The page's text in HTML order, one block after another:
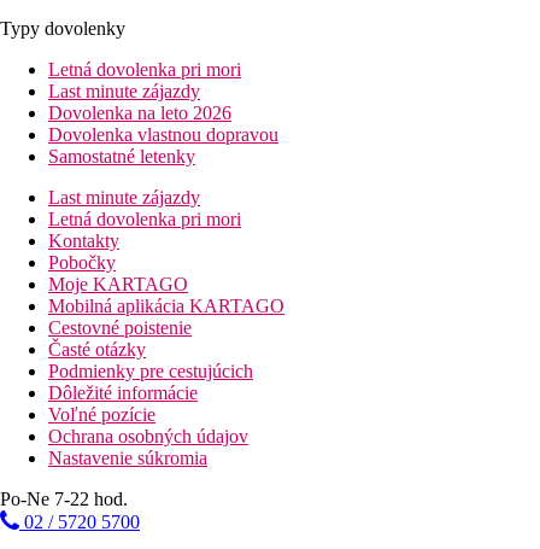
Typy dovolenky
Letná dovolenka pri mori
Last minute zájazdy
Dovolenka na leto 2026
Dovolenka vlastnou dopravou
Samostatné letenky
Last minute zájazdy
Letná dovolenka pri mori
Kontakty
Pobočky
Moje KARTAGO
Mobilná aplikácia KARTAGO
Cestovné poistenie
Časté otázky
Podmienky pre cestujúcich
Dôležité informácie
Voľné pozície
Ochrana osobných údajov
Nastavenie súkromia
Po-Ne 7-22 hod.
02 / 5720 5700